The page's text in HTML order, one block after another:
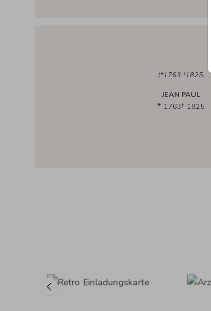
(*1763 †1825,
JEAN PAUL
1763
1825